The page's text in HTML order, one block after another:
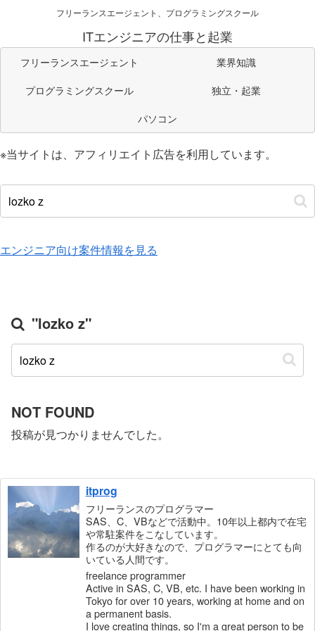
フリーランスエージェント、プログラミングスクール
ITエンジニアの仕事と起業
フリーランスエージェント
業界知識
プログラミングスクール
独立・起業
パソコン
※当サイトは、アフィリエイト広告を利用しています。
エンジニア向け案件情報を見る
"lozko z"
NOT FOUND
投稿が見つかりませんでした。
itprog
フリーランスのプログラマー
SAS、C、VBなどで活動中。10年以上都内で在宅
や常駐案件をこなしています。
作るのが大好きなので、プログラマーにとても向
いている人間です。
freelance programmer
Active in SAS, C, VB, etc. I have been working in
Tokyo for over 10 years, working at home and on
a permanent basis.
I love creating things, so I'm a great person to be